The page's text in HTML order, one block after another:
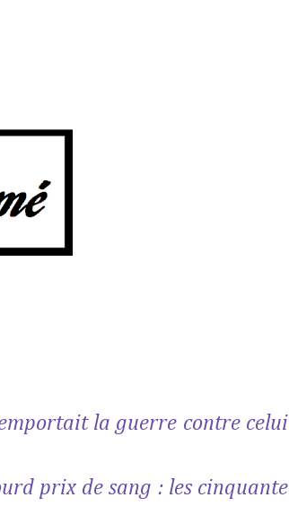
la guerre contre celui
prix de sang : les cinquante